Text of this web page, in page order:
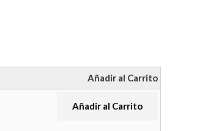
Añadir al Carrito
Añadir al Carrito